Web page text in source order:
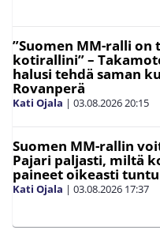
”Suomen MM-ralli on
kotirallini” –
halusi tehdä saman
Rovanperä
Kati Ojala | 03.08.202620:15
Suomen MM-rallin
Pajari paljasti, miltä
paineet oikeasti
Kati Ojala | 03.08.2026 17:37